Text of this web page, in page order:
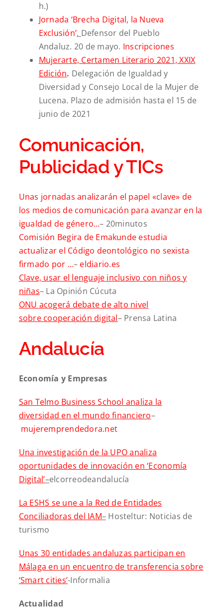
h.)
Jornada ‘Brecha Digital, la Nueva
Exclusión’. Defensor del Pueblo
Andaluz. 20 de mayo. Inscripciones
Mujerarte, Certamen Literario 2021, XXIX
Edición. Delegación de Igualdad y
Diversidad y Consejo Local de la Mujer de
Lucena. Plazo de admisión hasta el 15 de
junio de 2021
Comunicación,
Publicidad y TICs
Unas jornadas analizarán el papel «clave» de
los medios de comunicación para avanzar en la
igualdad de género…– 20minutos
Comisión Begira de Emakunde estudia
actualizar el Código deontológico no sexista
firmado por …– eldiario.es
Clave, usar el lenguaje inclusivo con niños y
niñas– La Opinión Cúcuta
ONU acogerá debate de alto nivel
sobre cooperación digital– Prensa Latina
Andalucía
Economía y Empresas
San Telmo Business School analiza la
diversidad en el mundo financiero–
mujeremprendedora.net
Una investigación de la UPO analiza
oportunidades de innovación en ‘Economía
Digital’–elcorreodeandalucía
La ESHS se une a la Red de Entidades
Conciliadoras del IAM– Hosteltur: Noticias de
turismo
Unas 30 entidades andaluzas participan en
Málaga en un encuentro de transferencia sobre
‘Smart cities’-Informalia
Actualidad